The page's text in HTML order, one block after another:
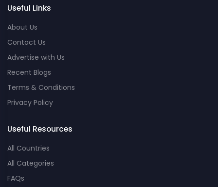
Useful Links
About Us
Contact Us
Advertise with Us
Recent Blogs
Terms & Conditions
Privacy Policy
Useful Resources
All Countries
All Categories
FAQs